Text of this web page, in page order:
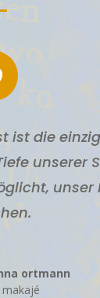
ist die
unserer
unser
ortmann